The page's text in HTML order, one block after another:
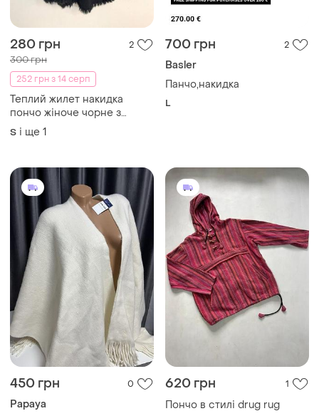
280 грн 2
300 грн
252 грн з 14 серп
Теплий жилет накидка
пончо жіноче чорне з
хутром
S і ще 1
700 грн 2
Basler
Панчо,накидка
L
450 грн 0
Papaya
620 грн 1
Пончо в стилі drug rug